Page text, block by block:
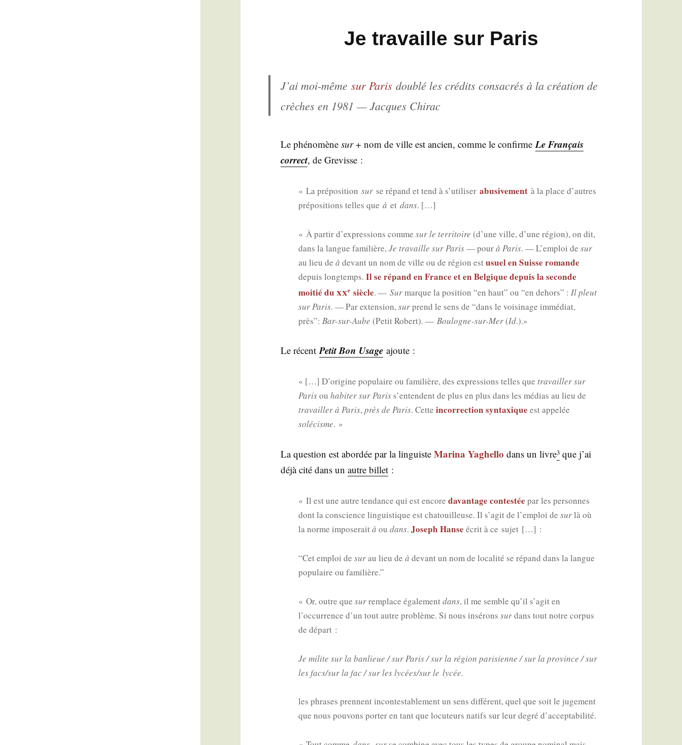
Je travaille sur Paris
J’ai moi-mêmesur Paris dou­blé les cré­dits consa­crés à la créa­tion de
crèches en 1981 — Jacques Chirac
Le phé­no­mènesur+ nom de ville est ancien, comme le confirmeLe Fran­çais
cor­rect, de Grevisse :
« La pré­po­si­tion surse répand et tend à s’utiliser abu­si­ve­mentà la place d’autres
pré­po­si­tions telles que à et dans. […]
« À par­tir d’expressions comme sur le ter­ri­toire (d’une ville, d’une région), on dit,
dans la langue fami­lière,Je tra­vaille sur Paris— pourà Paris. — L’emploi de sur
au lieu de à devant un nom de ville ou de région estusuel en Suisse romande
depuis long­temps. Il se répand en France et en Bel­gique depuis la seconde
moi­tié du xxesiècle. — Surmarque la posi­tion “en haut” ou “en dehors” : Il pleut
sur Paris. — Par exten­sion,surprend le sens de “dans le voi­si­nage immé­diat,
près”: Bar-sur-Aube (Petit Robert). — Bou­logne-sur-Mer(Id.).»
Le récentPetit Bon Usage ajoute :
« […] D’o­ri­gine popu­laire ou fami­lière, des expres­sions telles que tra­vailler sur
Parisou habi­ter sur Pariss’en­tendent de plus en plus dans les médias au lieu de
tra­vailler à Paris,près de Paris. Cette incor­rec­tion syn­taxique est appe­lée
solé­cisme. »
La ques­tion est abor­dée par la lin­guisteMari­na Yaghel­lo dans un livre3 que j’ai
déjà cité dans unautre billet :
« Il est une autre ten­dance qui est encore davan­tage contes­tée par les per­sonnes
dont la conscience lin­guis­tique est cha­touilleuse. Il s’agit de l’emploi de surlà où
la norme impo­se­raità ou dans. Joseph Hanse écrit à ce sujet […] :
“Cet emploi de surau lieu de à devant un nom de loca­li­té se répand dans la langue
popu­laire ou familière.”
« Or, outre que surrem­place éga­le­mentdans, il me semble qu’il s’agit en
l’occurrence d’un tout autre pro­blème. Si nous insé­rons surdans tout notre cor­pus
de départ :
Je milite sur la ban­lieue / sur Paris / sur la région pari­sienne / sur la pro­vince / sur
les facs/sur la fac / sur les lycées/sur le lycée.
les phrases prennent incon­tes­ta­ble­ment un sens dif­fé­rent, quel que soit le juge­ment
que nous pou­vons por­ter en tant que locu­teurs natifs sur leur degré d’acceptabilité.